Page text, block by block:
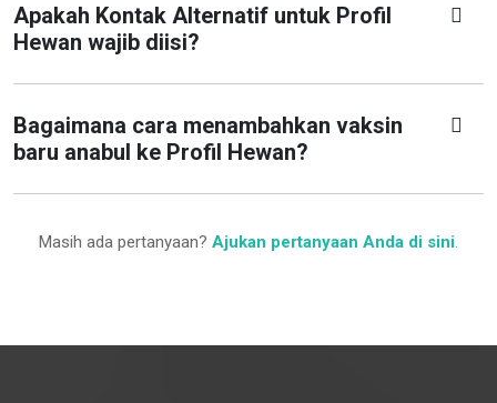
Apakah Kontak Alternatif untuk Profil
Hewan wajib diisi?
Bagaimana cara menambahkan vaksin
baru anabul ke Profil Hewan?
Masih ada pertanyaan? Ajukan pertanyaan Anda di sini.